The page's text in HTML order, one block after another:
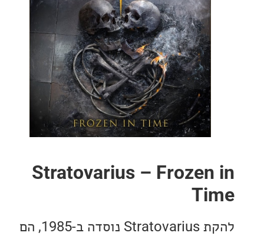
Stratovarius –
להקת Stratovarius נוסדה ב-1985, הם